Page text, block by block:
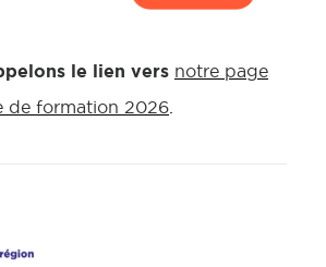
le lien vers notre page
de formation 2026